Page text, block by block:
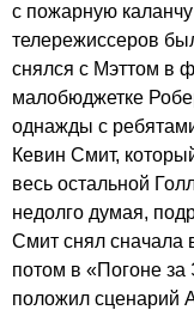
с пожарную
телережиссеров
снялся с Мэттом в
малобюджетке
однажды с
Кевин Смит,
весь остальной
недолго думая,
Смит снял сначала
потом в «Погоне
положил сценарий